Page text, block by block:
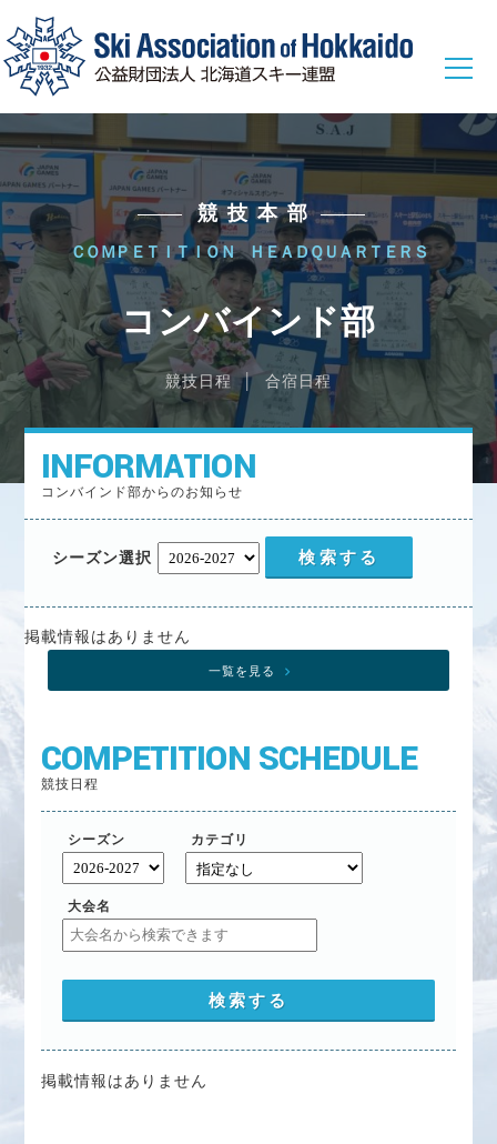
総務本部
総務本部からのお知らせ
総務本部に関する各種情報
競技本部
競技本部からのお知らせ
ウィンタースポーツ選手からのメッセージ
ジャンプ コンバインド クロスカントリー
マスターズ
教育本部
教育本部からのお知らせ
教育本部 活動内容紹介
教育本部に関する各種情報
競技本部
ＣＯＭＰＥＴＩＴＩＯＮ ＨＥＡＤＱＵＡＲＴＥＲＳ
コンバインド部
競技日程 │ 合宿日程
INFORMATION
コンバインド部からのお知らせ
シーズン選択
掲載情報はありません
一覧を見る
COMPETITION SCHEDULE
競技日程
シーズン カテゴリ
大会名
掲載情報はありません